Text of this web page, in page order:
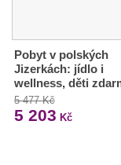
Pobyt v polských
Jizerkách: jídlo i
wellness, děti
5 477 Kč
5 203 Kč